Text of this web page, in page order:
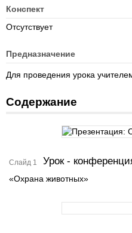
Конспект
Отсутствует
Предназначение
Для проведения урока
Содержание
Слайд 1 Урок -
«Охрана животных»